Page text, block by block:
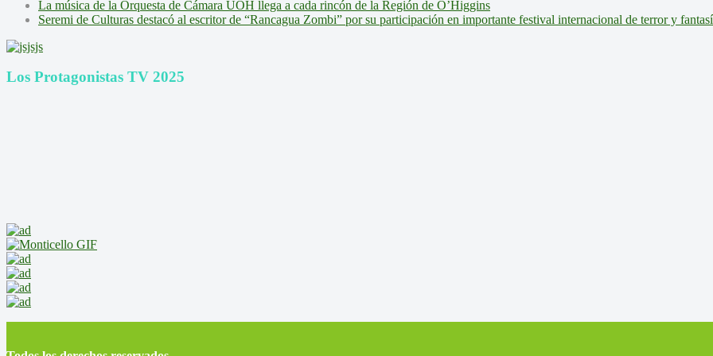
La música de la Orquesta de Cámara UOH llega a cada rincón de la Región de O’Higgins
Seremi de Culturas destacó al escritor de “Rancagua Zombi” por su participación en importante festival internacional de terror y
Los Protagonistas TV 2025